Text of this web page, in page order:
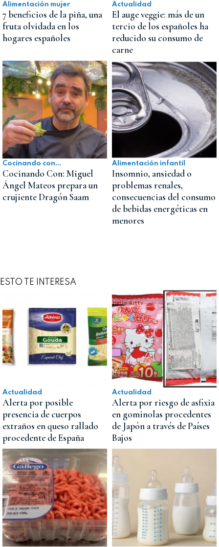
Alimentación mujer
7 beneficios de la piña, una
fruta olvidada en los
hogares españoles
Actualidad
El auge veggie: más de un
tercio de los españoles ha
reducido su consumo de
carne
Cocinando con...
Cocinando Con: Miguel
Ángel Mateos prepara un
crujiente Dragón Saam
Alimentación infantil
Insomnio, ansiedad o
problemas renales,
consecuencias del consumo
de bebidas energéticas en
menores
ESTO TE INTERESA
Actualidad
Alerta por posible
presencia de cuerpos
extraños en queso rallado
procedente de España
Actualidad
Alerta por riesgo de asfixia
en gominolas procedentes
de Japón a través de Países
Bajos